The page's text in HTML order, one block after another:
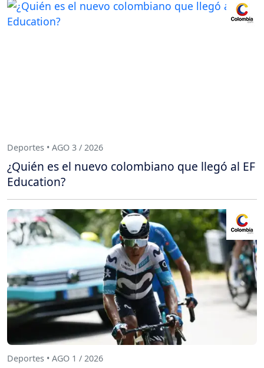
Deportes • AGO 3 / 2026
¿Quién es el nuevo colombiano que llegó al EF
Education?
Deportes • AGO 1 / 2026